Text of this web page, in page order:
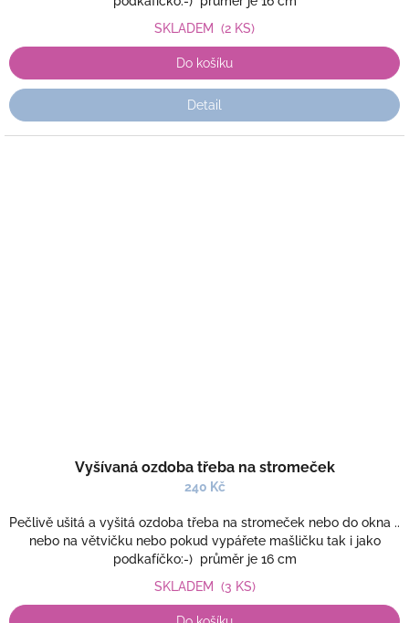
SKLADEM (2 KS)
Do košíku
Detail
Vyšívaná ozdoba třeba na stromeček
240 Kč
Pečlivě ušitá a vyšitá ozdoba třeba na stromeček nebo do okna ..
nebo na větvičku nebo pokud vypářete mašličku tak i jako
podkafíčko:-) průměr je 16 cm
SKLADEM (3 KS)